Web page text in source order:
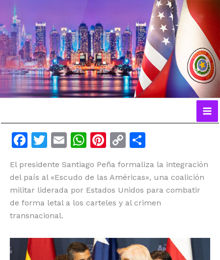
contenido
F
c
e
b
o
o
k
T
itt
er
E
ai
l
W
at
s
A
p
Pi
te
re
st
C
p
y
Li
k
m
p
ar
r
El presidente Santiago Peña formaliza la integración
del país al «Escudo de las Américas», una coalición
militar liderada por Estados Unidos para combatir
de forma letal a los carteles y al crimen
transnacional.